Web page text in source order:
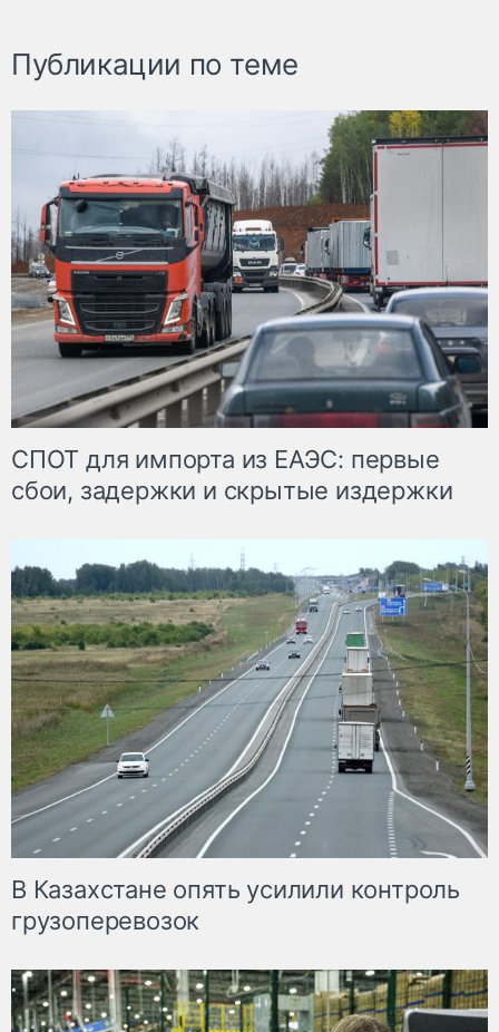
Публикации по теме
СПОТ для импорта из ЕАЭС: первые
сбои, задержки и скрытые издержки
В Казахстане опять усилили контроль
грузоперевозок